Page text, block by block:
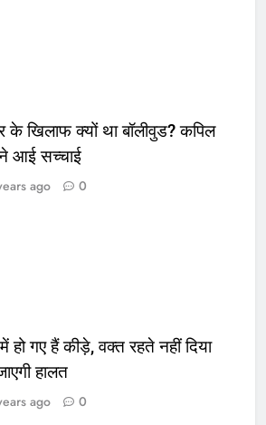
खिलाफ क्यों था बॉलीवुड? कपिल
आई सच्चाई
ago 0
गए हैं कीड़े, वक्त रहते नहीं दिया
हालत
ago 0